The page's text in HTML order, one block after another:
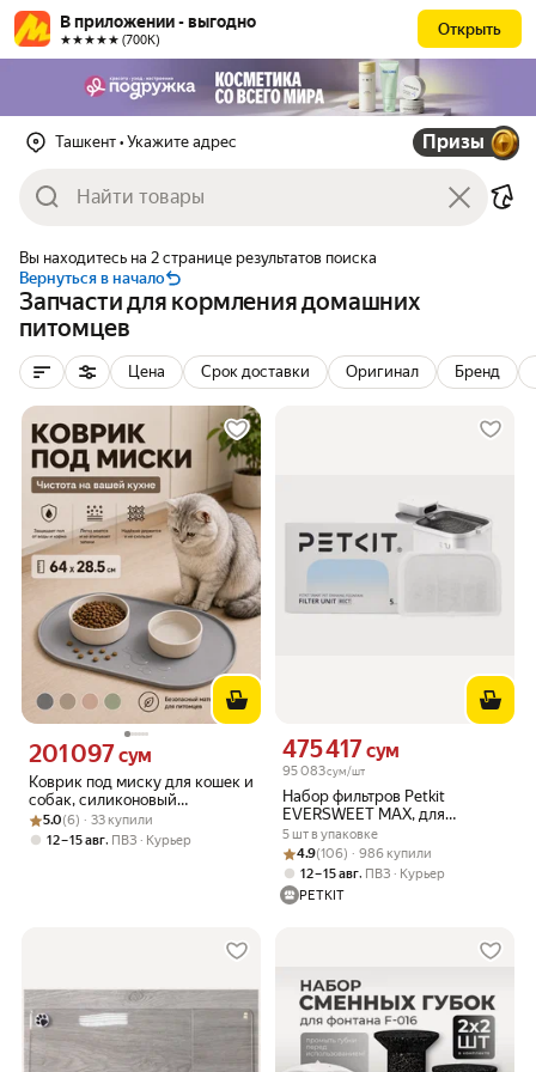
В приложении - выгодно
★★★★★ (700К)
Открыть
Ташкент • Укажите адрес Призы
Вы находитесь на 2 странице результатов поиска
Вернуться в начало
Запчасти для кормления домашних
питомцев
Цена Срок доставки Оригинал Бренд
Коврик под миску для кошек и
собак, силиконовый
нескользящий, с бортиком,
64×28 см, серый
Цена 201097 сум вместо
201 097сум
Рейтинг товара: 5.0 из 5
Оценок: (6) · 33 купили
5.0(6) · 33 купили
12 – 15 авг, ПВЗ Курьер
Набор фильтров Petkit
EVERSWEET MAX, для
фонтана, белый,
прямоугольная форма, 5 шт
5 шт в упаковке
Цена 475417 сум вместо
475 417сум
95 083сум/шт
Рейтинг товара: 4.9 из 5
Оценок: (106) · 986 купили
4.9(106) · 986 купили
12 – 15 авг, ПВЗ
Курьер
PETKIT